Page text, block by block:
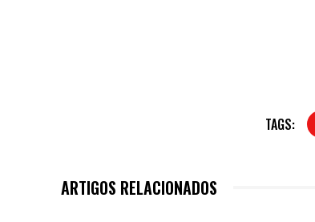
TAGS:
ARTIGOS RELACIONADOS